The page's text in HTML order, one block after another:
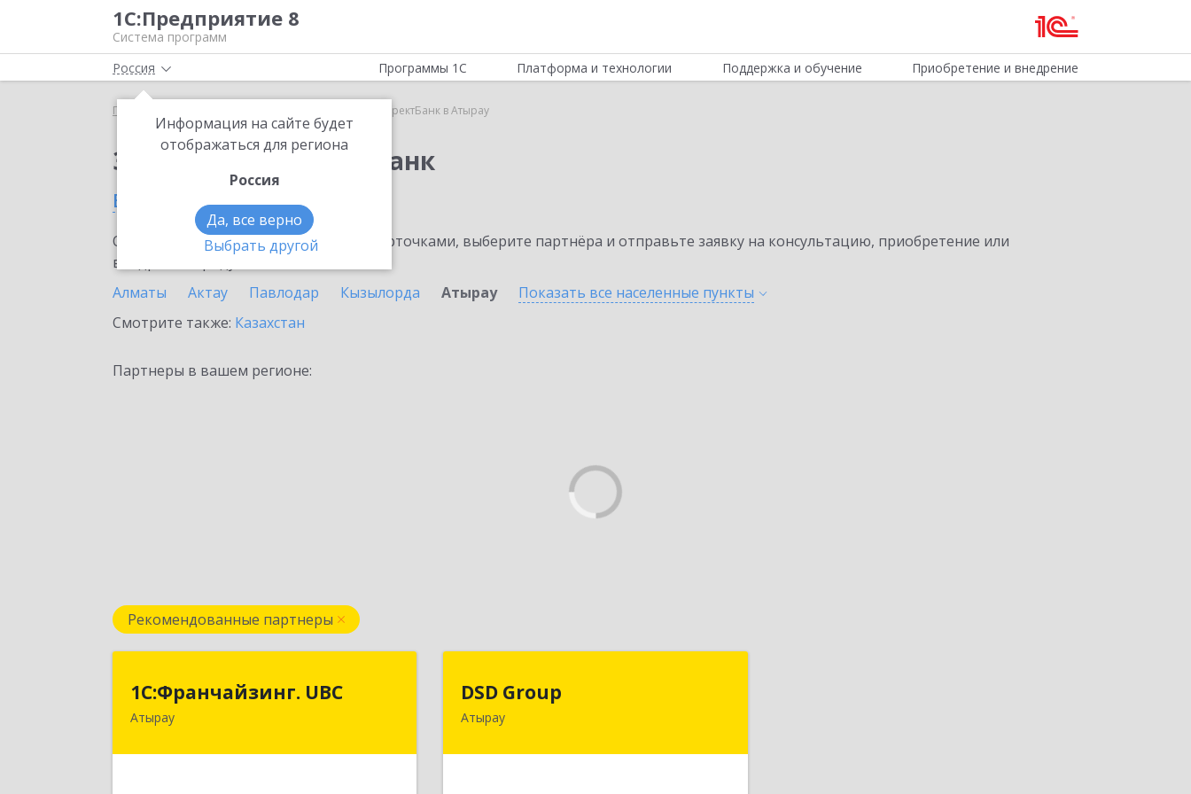
1С:Предприятие 8
Система программ
Россия
Информация на сайте будет
отображаться для региона
Россия
Да, все верно
Выбрать другой
Программы 1С Платформа и технологии Поддержка и обучение Приобретение и внедрение
Главная 1С:ДиректБанк в Атырау
Заказать 1С:ДиректБанк
в Атырау
Ознакомьтесь с информационными карточками, выберите партнёра и отправьте заявку на консультацию, приобретение или
внедрение продукта.
Алматы
Актау Павлодар Кызылорда Атырау Показать все населенные пункты
Смотрите также: Казахстан
Партнеры в вашем регионе:
Рекомендованные партнеры
1С:Франчайзинг. UBC
Атырау
1С:Франчайзинг. UBC
КАЗАХСТАН, г.Атырау, ул. Гумарова,
DSD Group
Атырау